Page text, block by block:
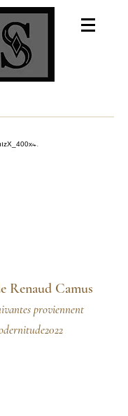
Renaud Camus
proviennent